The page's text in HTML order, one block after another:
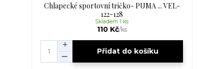
Chlapecké sportovní tričko- PUMA ... VEL-
122-128
110 Kč/ks
Skladem 1 ks
Přidat do košíku